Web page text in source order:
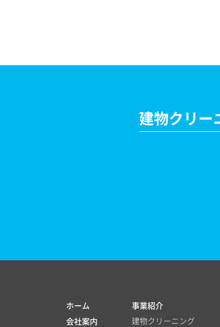
建物クリー
ホーム
会社案内
事業紹介
建物クリーニング